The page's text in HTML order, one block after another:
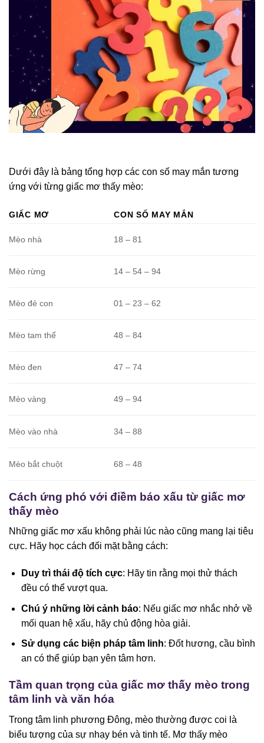
Dưới đây là bảng tổng hợp các con số may mắn tương
ứng với từng giấc mơ thấy mèo:
GIẤC MƠ CON SỐ MAY MẮN
Mèo nhà 18 – 81
Mèo rừng 14 – 54 – 94
Mèo đẻ con 01 – 23 – 62
Mèo tam thể 48 – 84
Mèo đen 47 – 74
Mèo vàng 49 – 94
Mèo vào nhà 34 – 88
Mèo bắt chuột 68 – 48
Cách ứng phó với điềm báo xấu từ giấc mơ
thấy mèo
Những giấc mơ xấu không phải lúc nào cũng mang lại tiêu
cực. Hãy học cách đối mặt bằng cách:
Duy trì thái độ tích cực: Hãy tin rằng mọi thử thách
đều có thể vượt qua.
Chú ý những lời cảnh báo: Nếu giấc mơ nhắc nhở về
mối quan hệ xấu, hãy chủ động hòa giải.
Sử dụng các biện pháp tâm linh: Đốt hương, cầu bình
an có thể giúp bạn yên tâm hơn.
Tầm quan trọng của giấc mơ thấy mèo trong
tâm linh và văn hóa
Trong tâm linh phương Đông, mèo thường được coi là
biểu tượng của sự nhạy bén và tinh tế. Mơ thấy mèo